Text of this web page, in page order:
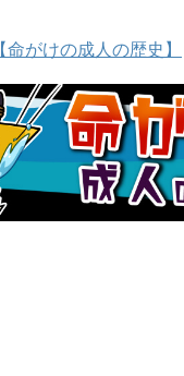
【命がけの成人の歴史】